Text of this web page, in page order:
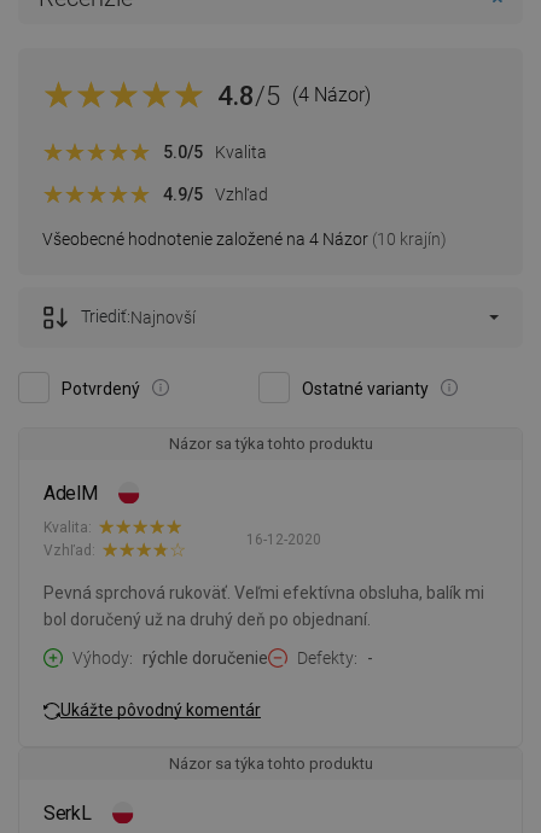
4.8/5 (4 Názor)
Všeobecné hodnotenie založené na 4 Názor (10 krajín)
5.0/5 Kvalita
4.9/5 Vzhľad
Potvrdený Ostatné varianty
Triediť:Najnovší
Názor sa týka tohto produktu
AdelM
16-12-2020
Kvalita:
Vzhľad:
Pevná sprchová rukoväť. Veľmi efektívna obsluha, balík mi
bol doručený už na druhý deň po objednaní.
Výhody
rýchle doručenie Defekty -
Ukážte pôvodný komentár
Názor sa týka tohto produktu
SerkL